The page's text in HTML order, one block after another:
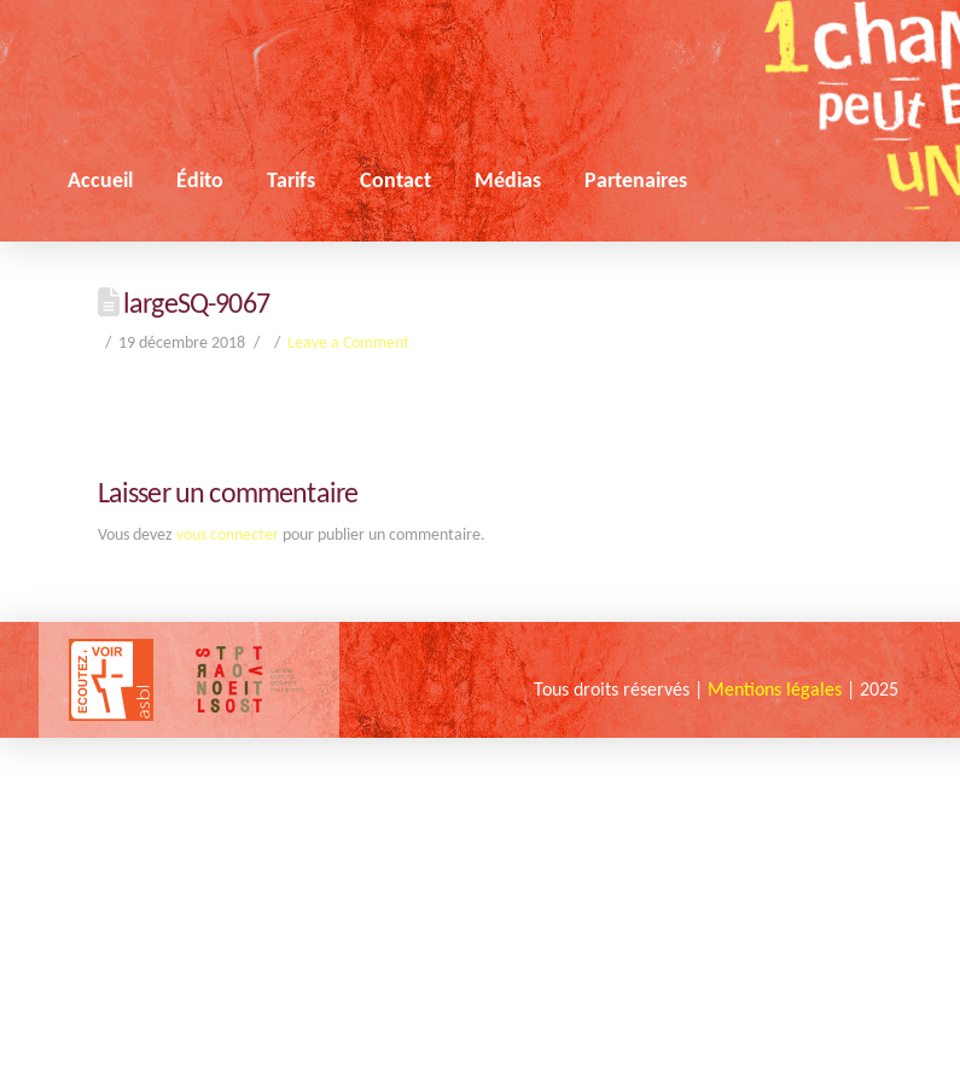
Accueil Édito Tarifs Contact Médias Partenaires
largeSQ-9067
19 décembre 2018 Leave a Comment
Laisser un commentaire
Vous devez vous connecterpour publier un commentaire.
Tous droits réservés | Mentions légales | 2025